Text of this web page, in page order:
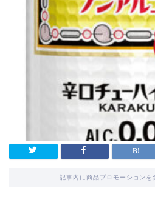
記事内に商品プロモーションを